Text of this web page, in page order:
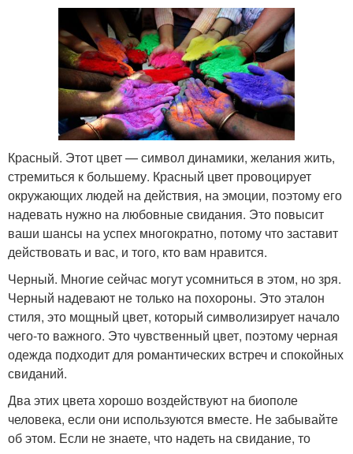
Красный. Этот цвет — символ динамики, желания жить,
стремиться к большему. Красный цвет провоцирует
окружающих людей на действия, на эмоции, поэтому его
надевать нужно на любовные свидания. Это повысит
ваши шансы на успех многократно, потому что заставит
действовать и вас, и того, кто вам нравится.
Черный. Многие сейчас могут усомниться в этом, но зря.
Черный надевают не только на похороны. Это эталон
стиля, это мощный цвет, который символизирует начало
чего-то важного. Это чувственный цвет, поэтому черная
одежда подходит для романтических встреч и спокойных
свиданий.
Два этих цвета хорошо воздействуют на биополе
человека, если они используются вместе. Не забывайте
об этом. Если не знаете, что надеть на свидание, то